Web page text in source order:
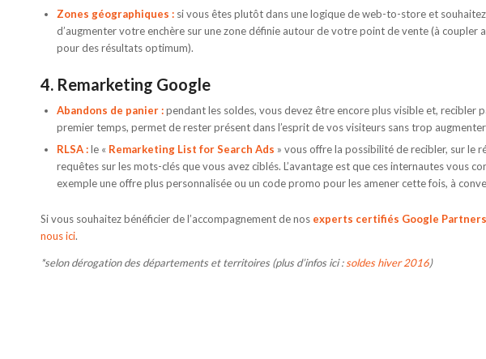
Zones géographiques : si vous êtes plutôt dans une logique de web-to-store et
d’augmenter votre enchère sur une zone définie autour de votre point de vente (à coupler
pour des résultats optimum).
4. Remarketing Google
Abandons de panier :pendant les soldes, vous devez être encore plus visible et, recibler
premier temps, permet de rester présent dans l’esprit de vos visiteurs sans trop
RLSA :le « Remarketing List for Search Ads » vous offre la possibilité de recibler, sur le
requêtes sur les mots-clés que vous avez ciblés. L’avantage est que ces internautes vous
exemple une offre plus personnalisée ou un code promo pour les amener cette fois, à
Si vous souhaitez bénéficier de l’accompagnement de nos experts certifiés Google Partners
nous ici.
*selon dérogation des départements et territoires (plus d’infos ici :soldes hiver 2016)